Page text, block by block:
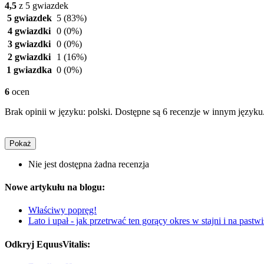
4,5 z 5 gwiazdek
5 gwiazdek 5 (83%)
4 gwiazdki 0 (0%)
3 gwiazdki 0 (0%)
2 gwiazdki
1 (16%)
1 gwiazdka 0 (0%)
6 ocen
Brak opinii w języku: polski. Dostępne są 6 recenzje w innym języku.
Pokaż
Nie jest dostępna żadna recenzja
Nowe artykułu na blogu:
Właściwy popręg!
Lato i upał - jak przetrwać ten gorący okres w stajni i na
Odkryj EquusVitalis: